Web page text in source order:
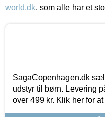
world.dk, som alle har et
SagaCopenhagen.dk
udstyr til børn. Levering
over 499 kr. Klik her for